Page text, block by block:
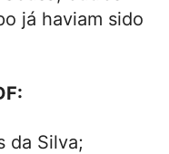
já haviam sido
da Silva;